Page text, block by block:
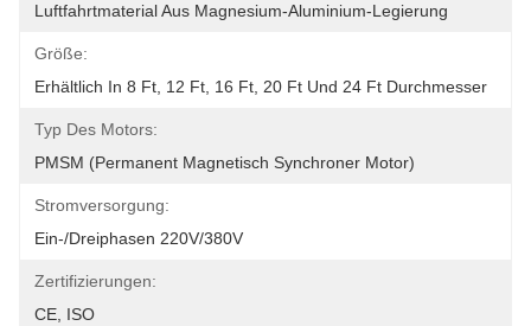
Luftfahrtmaterial Aus Magnesium-Aluminium-Legierung
Größe:
Erhältlich In 8 Ft, 12 Ft, 16 Ft, 20 Ft Und 24 Ft Durchmesser
Typ Des Motors:
PMSM (permanent Magnetisch Synchroner Motor)
Stromversorgung:
Ein-/Dreiphasen 220V/380V
Zertifizierungen:
CE, ISO